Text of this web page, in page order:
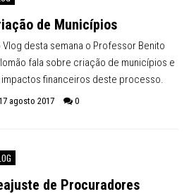
de Municípios
Vlog desta semana o Professor Benito
fala sobre criação de municípios e
impactos financeiros deste processo.
agosto 2017 0
de Procuradores